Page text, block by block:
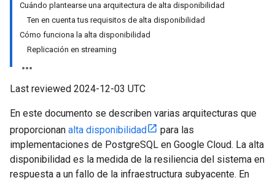
Cuándo plantearse una arquitectura de alta disponibilidad
Ten en cuenta tus requisitos de alta disponibilidad
Cómo funciona la alta disponibilidad
Replicación en streaming
Last reviewed 2024-12-03 UTC
En este documento se describen varias arquitecturas que
proporcionan alta disponibilidad
para las
implementaciones de PostgreSQL en Google Cloud. La alta
disponibilidad es la medida de la resiliencia del sistema en
respuesta a un fallo de la infraestructura subyacente. En